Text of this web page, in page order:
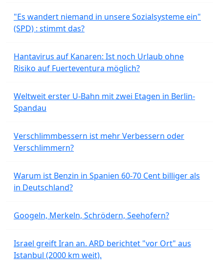
"Es wandert niemand in unsere Sozialsysteme ein"
(SPD) : stimmt das?
Hantavirus auf Kanaren: Ist noch Urlaub ohne
Risiko auf Fuerteventura möglich?
Weltweit erster U-Bahn mit zwei Etagen in Berlin-
Spandau
Verschlimmbessern ist mehr Verbessern oder
Verschlimmern?
Warum ist Benzin in Spanien 60-70 Cent billiger als
in Deutschland?
Googeln, Merkeln, Schrödern, Seehofern?
Israel greift Iran an. ARD berichtet "vor Ort" aus
Istanbul (2000 km weit).